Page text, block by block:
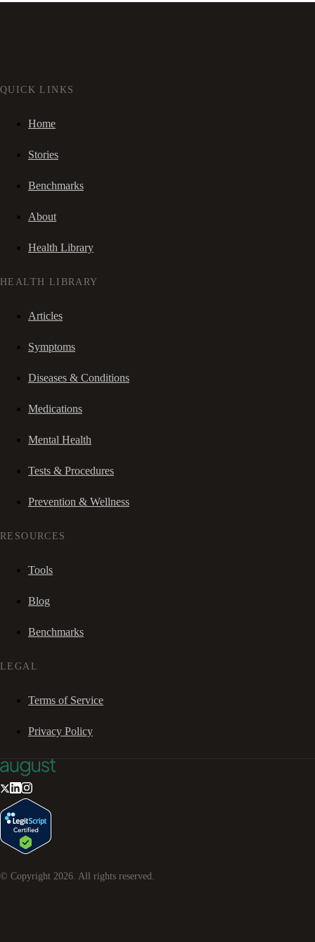
QUICK LINKS
Home
Stories
Benchmarks
About
Health Library
HEALTH LIBRARY
Articles
Symptoms
Diseases & Conditions
Medications
Mental Health
Tests & Procedures
Prevention & Wellness
RESOURCES
Tools
Blog
Benchmarks
LEGAL
Terms of Service
Privacy Policy
© Copyright 2026 . All rights reserved.